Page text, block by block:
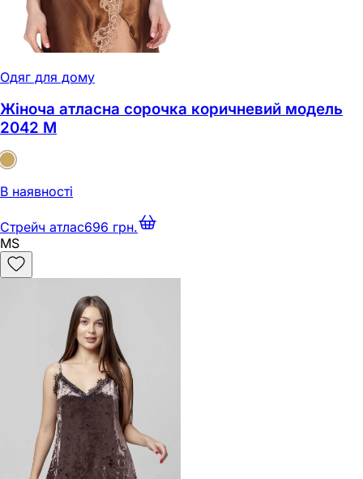
Одяг для дому
Жіноча атласна сорочка коричневий модель
2042 M
В наявності
Стрейч атлас696 грн.
MS